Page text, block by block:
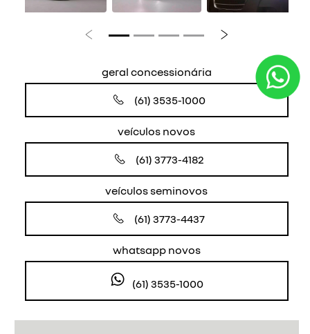
Anterior Próximo
geral concessionária
(61) 3535-1000
veículos novos
(61) 3773-4182
veículos seminovos
(61) 3773-4437
whatsapp novos
(61) 3535-1000